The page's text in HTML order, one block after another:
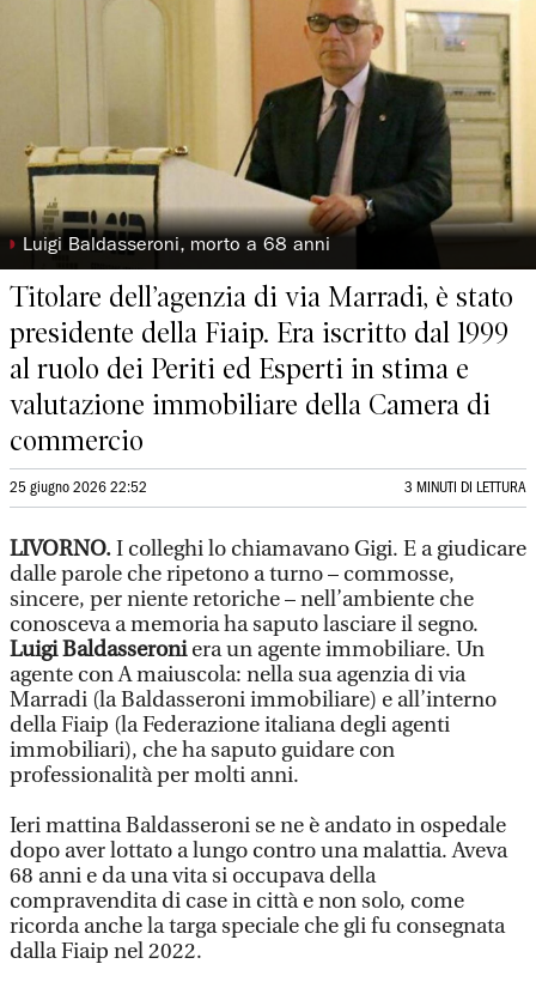
◗ Luigi Baldasseroni, morto a 68 anni
Titolare dell’agenzia di via Marradi, è stato
presidente della Fiaip. Era iscritto dal 1999
al ruolo dei Periti ed Esperti in stima e
valutazione immobiliare della Camera di
commercio
25 giugno 2026 22:52 3 MINUTI DI LETTURA
LIVORNO.I colleghi lo chiamavano Gigi. E a giudicare
dalle parole che ripetono a turno – commosse,
sincere, per niente retoriche – nell’ambiente che
conosceva a memoria ha saputo lasciare il segno.
Luigi Baldasseroniera un agente immobiliare. Un
agente con A maiuscola: nella sua agenzia di via
Marradi (la Baldasseroni immobiliare) e all’interno
della Fiaip (la Federazione italiana degli agenti
immobiliari), che ha saputo guidare con
professionalità per molti anni.
Ieri mattina Baldasseroni se ne è andato in ospedale
dopo aver lottato a lungo contro una malattia. Aveva
68 anni e da una vita si occupava della
compravendita di case in città e non solo, come
ricorda anche la targa speciale che gli fu consegnata
dalla Fiaip nel 2022.